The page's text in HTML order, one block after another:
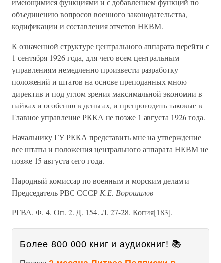
имеющимися функциями и с добавлением функций по
объединению вопросов военного законодательства,
кодификации и составления отчетов НКВМ.
К означенной структуре центрального аппарата перейти с
1 сентября 1926 года, для чего всем центральным
управлениям немедленно произвести разработку
положений и штатов на основе преподанных мною
директив и под углом зрения максимальной экономии в
пайках и особенно в деньгах, и препроводить таковые в
Главное управление РККА не позже 1 августа 1926 года.
Начальнику ГУ РККА представить мне на утверждение
все штаты и положения центрального аппарата НКВМ не
позже 15 августа сего года.
Народный комиссар по военным и морским делам и
Председатель РВС СССР К.Е. Ворошилов
РГВА. Ф. 4. Оп. 2. Д. 154. Л. 27-28. Копия[183].
Более 800 000 книг и аудиокниг! 📚